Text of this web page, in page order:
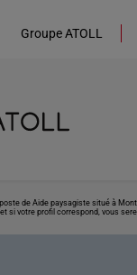
Groupe ATOLL
de Aide paysagiste situé à
si votre profil correspond, vous